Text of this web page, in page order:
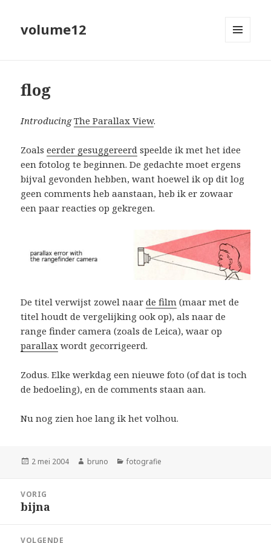
volume12
flog
Introducing The Parallax View.
Zoalseerder gesuggereerd speelde ik met het idee
een fotolog te beginnen. De gedachte moet ergens
bijval gevonden hebben, want hoewel ik op dit log
geen comments heb aanstaan, heb ik er zowaar
een paar reacties op gekregen.
De titel verwijst zowel naarde film (maar met de
titel houdt de vergelijking ook op), als naar de
range finder camera (zoals de Leica), waar op
parallax wordt gecorrigeerd.
Zodus. Elke werkdag een nieuwe foto (of dat is toch
de bedoeling), en de comments staan aan.
Nu nog zien hoe lang ik het volhou.
Geplaatst
2 mei 2004 Auteur
bruno Categorieën
fotografie
navigatie
VORIG
Vorig
bijna
VOLGENDE